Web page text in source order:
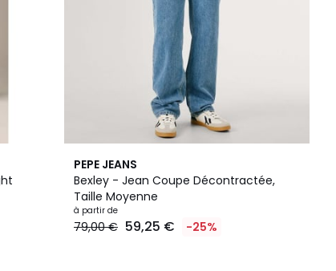
PEPE JEANS
Bexley - Jean Coupe Décontractée,
Taille Moyenne
à partir de
79,00 € 59,25 € -25%
4
Couleurs